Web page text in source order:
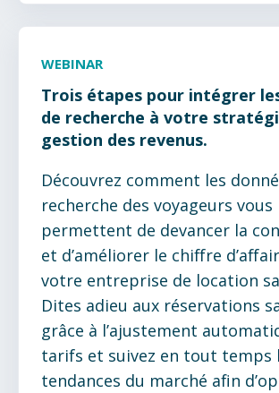
WEBINAR
Trois étapes pour intégrer
de recherche à votre
gestion des revenus.
Découvrez comment les
recherche des voyageurs vous
permettent de devancer la
et d’améliorer le chiffre
votre entreprise de location
Dites adieu aux réservations
grâce à l’ajustement
tarifs et suivez en tout temps
tendances du marché afin